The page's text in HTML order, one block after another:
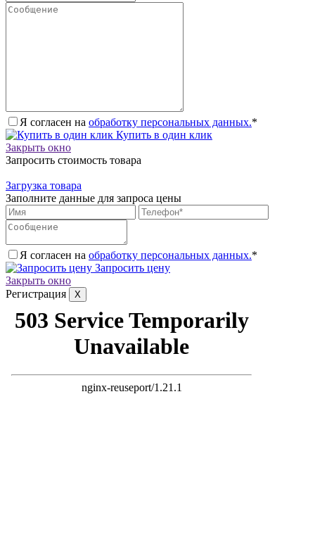
Я согласен на обработку персональных данных.*
Купить в один клик
Закрыть окно
Запросить стоимость товара
Загрузка товара
Заполните данные для запроса цены
Я согласен на обработку персональных данных.*
Запросить цену
Закрыть окно
Регистрация
X